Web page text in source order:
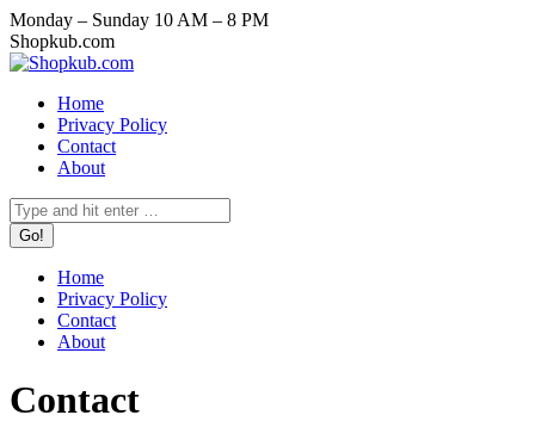
Skip
to
content
Monday – Sunday 10 AM – 8 PM
Facebook
page
new
window
X
page
new
window
Instagram
page
new
window
YouTube
page
new
window
Shopkub.com
Home
Privacy Policy
Contact
About
Search:
Home
Privacy Policy
Contact
About
Contact